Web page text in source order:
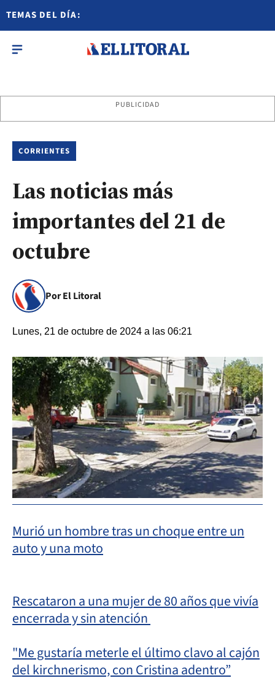
TEMAS DEL DÍA:
PUBLICIDAD
CORRIENTES
Las noticias más
importantes del 21 de
octubre
Por El Litoral
Lunes, 21 de octubre de 2024 a las 06:21
Murió un hombre tras un choque entre un
auto y una moto
Rescataron a una mujer de 80 años que vivía
encerrada y sin atención
"Me gustaría meterle el último clavo al cajón
del kirchnerismo, con Cristina adentro”